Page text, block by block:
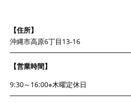
【住所】
沖縄市高原6丁目13-16
【営業時間】
9:30～16:00※木曜定休日